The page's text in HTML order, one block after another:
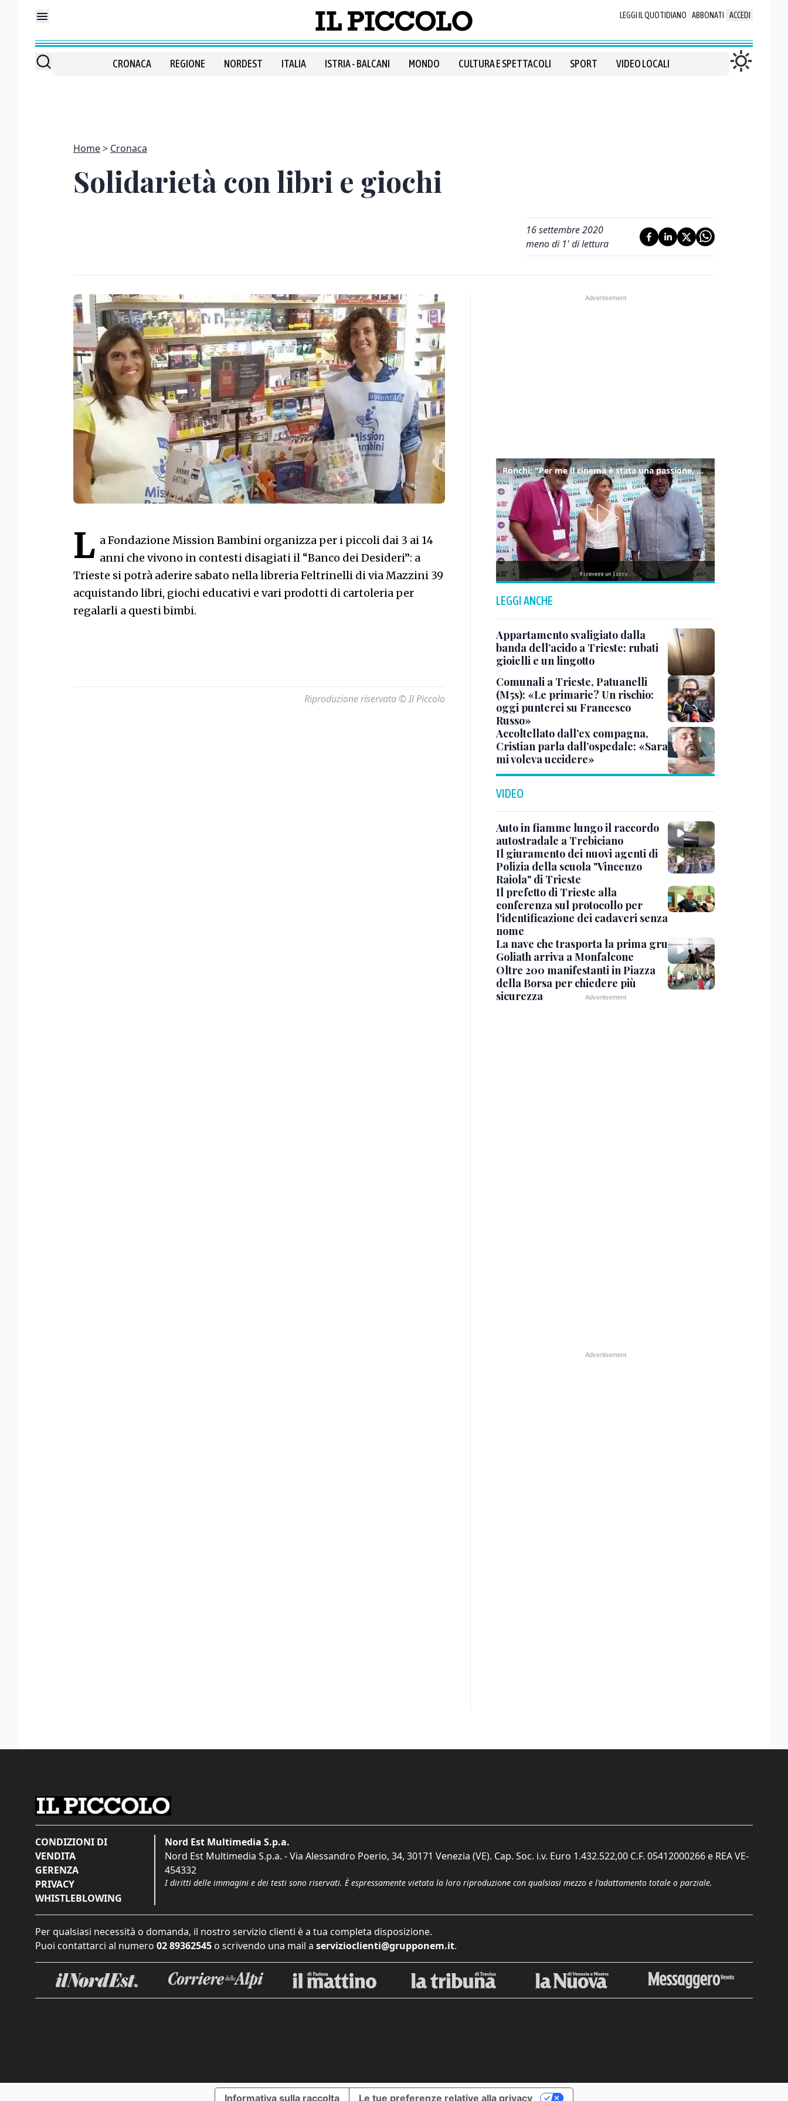
LEGGI IL QUOTIDIANO ABBONATI ACCEDI
CRONACA REGIONE NORDEST ITALIA ISTRIA - BALCANI MONDO CULTURA E SPETTACOLI SPORT VIDEO LOCALI
Home Cronaca
Solidarietà con libri e giochi
16 settembre 2020
meno di 1' di lettura
L a Fondazione Mission Bambini organizza per i piccoli dai 3 ai 14
anni che vivono in contesti disagiati il “Banco dei Desideri”: a
Trieste si potrà aderire sabato nella libreria Feltrinelli di via Mazzini 39
acquistando libri, giochi educativi e vari prodotti di cartoleria per
regalarli a questi bimbi.
Riproduzione riservata © Il Piccolo
Ronchi: "Per me il cinema è stata una passione, monografia dedicata è un bel regalo"
LEGGI ANCHE
Appartamento svaligiato dalla
banda dell’acido a Trieste: rubati
gioielli e un lingotto
Comunali a Trieste, Patuanelli
(M5s): «Le primarie? Un rischio:
oggi punterei su Francesco
Russo»
Accoltellato dall’ex compagna,
Cristian parla dall’ospedale: «Sara
mi voleva uccidere»
VIDEO
Auto in fiamme lungo il raccordo
autostradale a Trebiciano
Il giuramento dei nuovi agenti di
Polizia della scuola "Vincenzo
Raiola" di Trieste
Il prefetto di Trieste alla
conferenza sul protocollo per
l'identificazione dei cadaveri senza
nome
La nave che trasporta la prima gru
Goliath arriva a Monfalcone
Oltre 200 manifestanti in Piazza
della Borsa per chiedere più
sicurezza
CONDIZIONI DI
VENDITA
GERENZA
PRIVACY
WHISTLEBLOWING
Nord Est Multimedia S.p.a.
Nord Est Multimedia S.p.a. - Via Alessandro Poerio, 34, 30171 Venezia (VE). Cap. Soc. i.v. Euro 1.432.522,00 C.F. 05412000266 e REA VE-
454332
I diritti delle immagini e dei testi sono riservati. È espressamente vietata la loro riproduzione con qualsiasi mezzo e l'adattamento totale o parziale.
Per qualsiasi necessità o domanda, il nostro servizio clienti è a tua completa disposizione.
Puoi contattarci al numero 02 89362545 o scrivendo una mail a servizioclienti@grupponem.it.
Informativa sulla raccolta Le tue preferenze relative alla privacy